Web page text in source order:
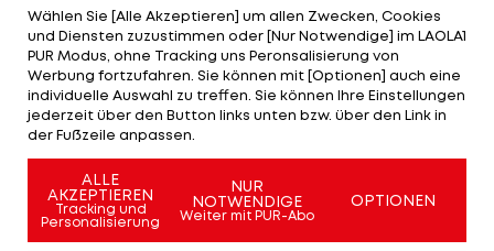
6:1 über Nuri Llagostera (ESP). Jelena Jankovic
(SRB-11) fertigt in New York Alison Riske (USA) mit
6:2 6:0 ab und bekommt es nun mit Jelena Dokic
(AUS) zu tun. Andrea Petkovic (GER-10) gewinnt
gegen Ekaterina Bychkova (RUS) mit 6:2 und 6:2.
Mehr zum Thema
Wählen Sie [Alle Akzeptieren] um allen Zwecken, Cookies
und Diensten zuzustimmen oder [Nur Notwendige] im LAOLA1
PUR Modus, ohne Tracking uns Peronsalisierung von
Werbung fortzufahren. Sie können mit [Optionen] auch eine
individuelle Auswahl zu treffen. Sie können Ihre Einstellungen
jederzeit über den Button links unten bzw. über den Link in
der Fußzeile anpassen.
ALLE
AKZEPTIEREN
Tracking und
Personalisierung
NUR
NOTWENDIGE
Weiter mit PUR-Abo
OPTIONEN